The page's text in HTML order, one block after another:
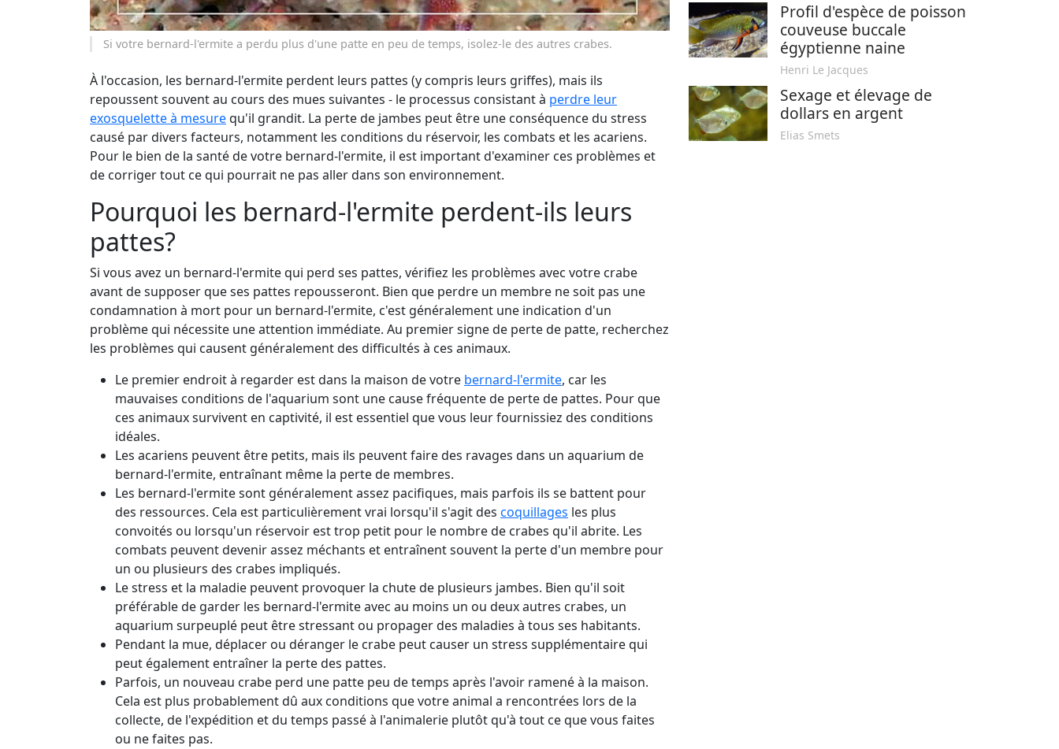
Si votre bernard-l'ermite a perdu plus d'une patte en peu de temps, isolez-le des autres crabes.
À l'occasion, les bernard-l'ermite perdent leurs pattes (y compris leurs griffes), mais ils
repoussent souvent au cours des mues suivantes - le processus consistant à perdre leur
exosquelette à mesurequ'il grandit. La perte de jambes peut être une conséquence du stress
causé par divers facteurs, notamment les conditions du réservoir, les combats et les acariens.
Pour le bien de la santé de votre bernard-l'ermite, il est important d'examiner ces problèmes et
de corriger tout ce qui pourrait ne pas aller dans son environnement.
Pourquoi les bernard-l'ermite perdent-ils leurs
pattes?
Si vous avez un bernard-l'ermite qui perd ses pattes, vérifiez les problèmes avec votre crabe
avant de supposer que ses pattes repousseront. Bien que perdre un membre ne soit pas une
condamnation à mort pour un bernard-l'ermite, c'est généralement une indication d'un
problème qui nécessite une attention immédiate. Au premier signe de perte de patte, recherchez
les problèmes qui causent généralement des difficultés à ces animaux.
Le premier endroit à regarder est dans la maison de votre bernard-l'ermite, car les
mauvaises conditions de l'aquarium sont une cause fréquente de perte de pattes. Pour que
ces animaux survivent en captivité, il est essentiel que vous leur fournissiez des conditions
idéales.
Les acariens peuvent être petits, mais ils peuvent faire des ravages dans un aquarium de
bernard-l'ermite, entraînant même la perte de membres.
Les bernard-l'ermite sont généralement assez pacifiques, mais parfois ils se battent pour
des ressources. Cela est particulièrement vrai lorsqu'il s'agit des coquillages les plus
convoités ou lorsqu'un réservoir est trop petit pour le nombre de crabes qu'il abrite. Les
combats peuvent devenir assez méchants et entraînent souvent la perte d'un membre pour
un ou plusieurs des crabes impliqués.
Le stress et la maladie peuvent provoquer la chute de plusieurs jambes. Bien qu'il soit
préférable de garder les bernard-l'ermite avec au moins un ou deux autres crabes, un
aquarium surpeuplé peut être stressant ou propager des maladies à tous ses habitants.
Pendant la mue, déplacer ou déranger le crabe peut causer un stress supplémentaire qui
peut également entraîner la perte des pattes.
Parfois, un nouveau crabe perd une patte peu de temps après l'avoir ramené à la maison.
Cela est plus probablement dû aux conditions que votre animal a rencontrées lors de la
collecte, de l'expédition et du temps passé à l'animalerie plutôt qu'à tout ce que vous faites
ou ne faites pas.
Profil d'espèce de poisson
couveuse buccale
égyptienne naine
Henri Le Jacques
Sexage et élevage de
dollars en argent
Elias Smets